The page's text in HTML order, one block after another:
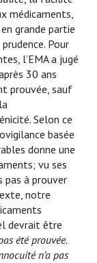
médicaments,
grande partie
Pour
l’EMA a jugé
30 ans
prouvée, sauf
Selon ce
basée
donne une
vu ses
à prouver
notre
devrait être
été prouvée.
n’a pas